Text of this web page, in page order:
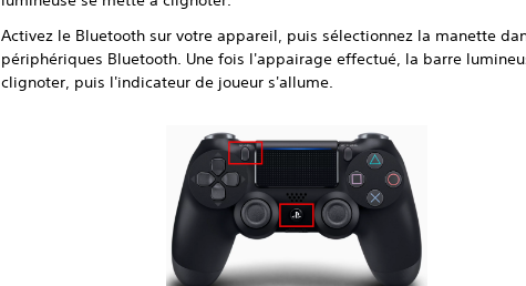
Activez le Bluetooth sur votre appareil, puis sélectionnez la manette
périphériques Bluetooth. Une fois l'appairage effectué, la barre
clignoter, puis l'indicateur de joueur s'allume.